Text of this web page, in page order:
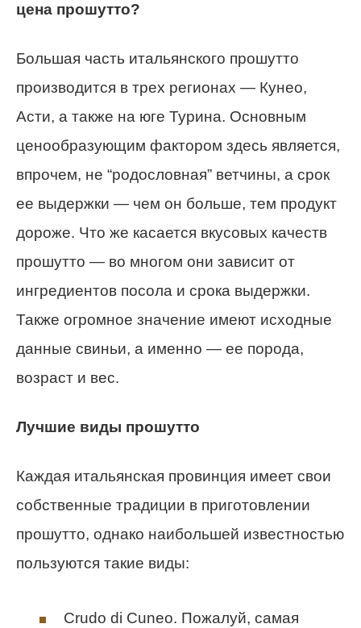
цена прошутто?
Большая часть итальянского прошутто
производится в трех регионах — Кунео,
Асти, а также на юге Турина. Основным
ценообразующим фактором здесь является,
впрочем, не “родословная” ветчины, а срок
ее выдержки — чем он больше, тем продукт
дороже. Что же касается вкусовых качеств
прошутто — во многом они зависит от
ингредиентов посола и срока выдержки.
Также огромное значение имеют исходные
данные свиньи, а именно — ее порода,
возраст и вес.
Лучшие виды прошутто
Каждая итальянская провинция имеет свои
собственные традиции в приготовлении
прошутто, однако наибольшей известностью
пользуются такие виды:
Crudo di Cuneo. Пожалуй, самая